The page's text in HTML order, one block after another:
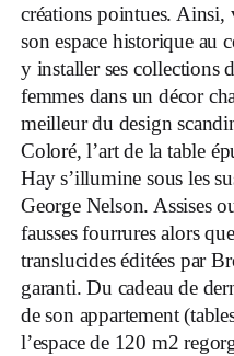
créations pointues.
son espace historique au
y installer ses collections
femmes dans un décor
meilleur du design
Coloré, l’art de la table
Hay s’illumine sous les
George Nelson. Assises
fausses fourrures alors
translucides éditées par
garanti. Du cadeau de
de son appartement
l’espace de 120 m2